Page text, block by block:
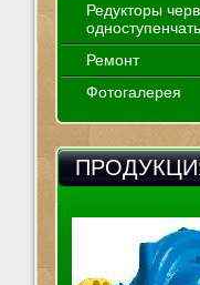
Редукторы
Ремонт
Фотогалерея